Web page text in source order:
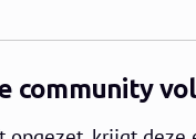
community